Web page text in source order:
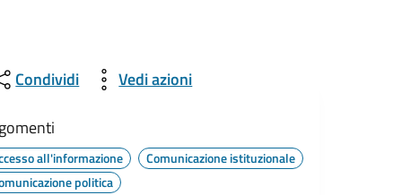
Condividi
Vedi azioni
all'informazione
Comunicazione istituzionale
politica